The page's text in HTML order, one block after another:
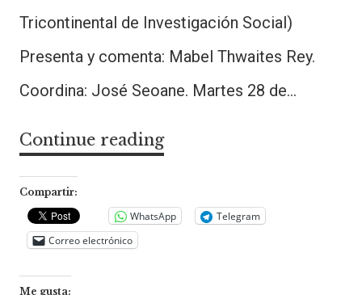
Tricontinental de Investigación Social)
Presenta y comenta: Mabel Thwaites Rey.
Coordina: José Seoane. Martes 28 de…
Continue readingCharla-
e
Compartir:
WhatsApp
Telegram
Correo electrónico
Me gusta: